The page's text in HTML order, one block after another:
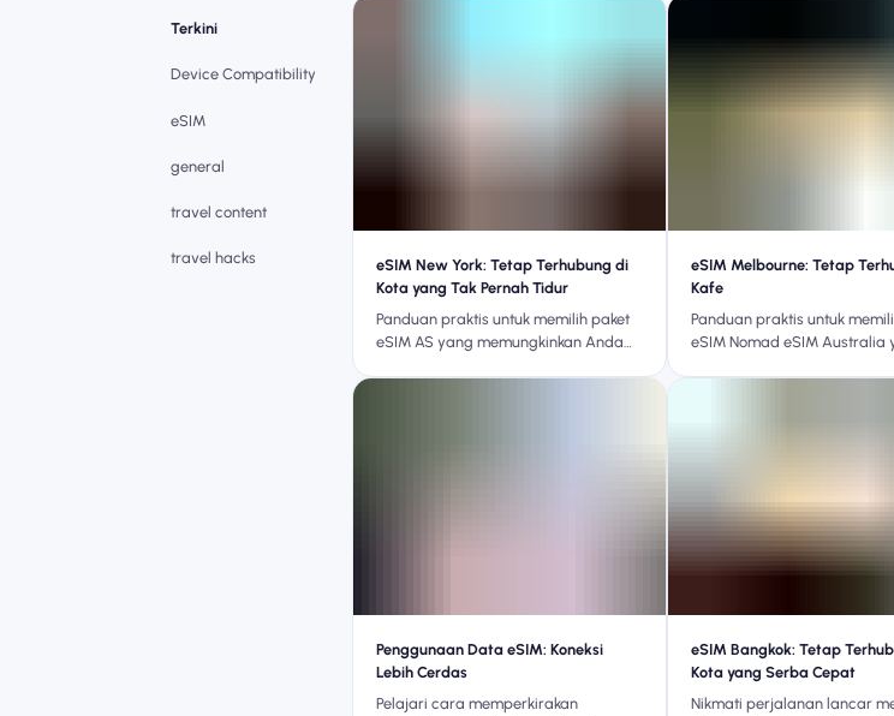
Terkini
Device Compatibility
eSIM
general
travel content
travel hacks
eSIM New York: Tetap Terhubung di
Kota yang Tak Pernah Tidur
Panduan praktis untuk memilih paket
eSIM AS yang memungkinkan Anda
eSIM Melbourne: Tetap
Kafe
Panduan praktis untuk
eSIM Nomad eSIM Australia
Penggunaan Data eSIM: Koneksi
Lebih Cerdas
Pelajari cara memperkirakan
eSIM Bangkok: Tetap
Kota yang Serba Cepat
Nikmati perjalanan lancar